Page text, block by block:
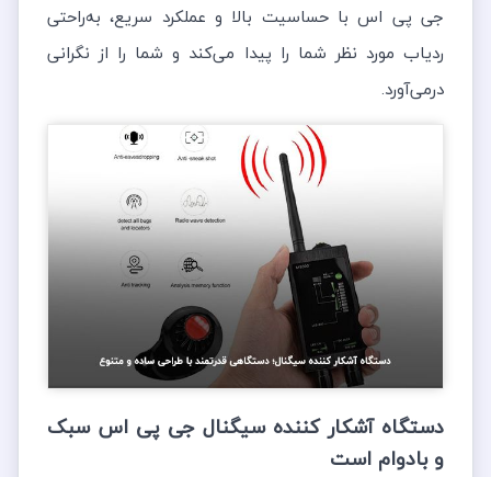
جی پی اس با حساسیت بالا و عملکرد سریع، به‌راحتی
ردیاب مورد نظر شما را پیدا می‌کند و شما را از نگرانی
درمی‌آورد.
دستگاه آشکار کننده سیگنال جی پی اس سبک
و بادوام است